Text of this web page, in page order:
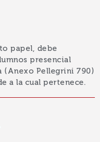
papel, debe
presencial
(Anexo Pellegrini 790)
a la cual pertenece.